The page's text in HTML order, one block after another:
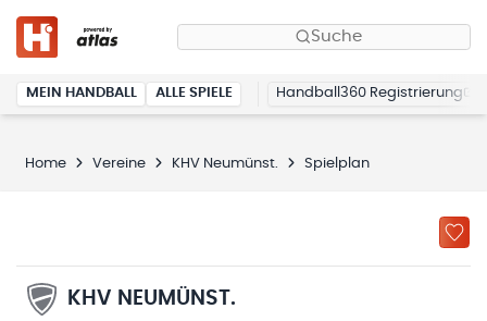
Suche
MEIN HANDBALL ALLE SPIELE Handball360 Registrierung
Home Vereine KHV Neumünst. Spielplan
KHV NEUMÜNST.